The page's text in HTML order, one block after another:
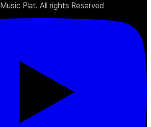
Music Plat. All rights Reserved